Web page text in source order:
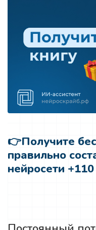
👉Получите
правильно
нейросети